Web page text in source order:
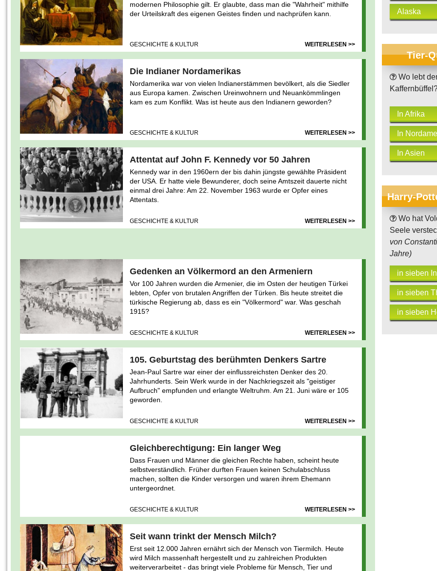
modernen Philosophie gilt. Er glaubte, dass man die "Wahrheit" mithilfe
der Urteilskraft des eigenen Geistes finden und nachprüfen kann.
GESCHICHTE & KULTUR WEITERLESEN >>
Die Indianer Nordamerikas
Nordamerika war von vielen Indianerstämmen bevölkert, als die Siedler
aus Europa kamen. Zwischen Ureinwohnern und Neuankömmlingen
kam es zum Konflikt. Was ist heute aus den Indianern geworden?
GESCHICHTE & KULTUR WEITERLESEN >>
Attentat auf John F. Kennedy vor 50 Jahren
Kennedy war in den 1960ern der bis dahin jüngste gewählte Präsident
der USA. Er hatte viele Bewunderer, doch seine Amtszeit dauerte nicht
einmal drei Jahre: Am 22. November 1963 wurde er Opfer eines
Attentats.
GESCHICHTE & KULTUR WEITERLESEN >>
Gedenken an Völkermord an den Armeniern
Vor 100 Jahren wurden die Armenier, die im Osten der heutigen Türkei
lebten, Opfer von brutalen Angriffen der Türken. Bis heute streitet die
türkische Regierung ab, dass es ein "Völkermord" war. Was geschah
1915?
GESCHICHTE & KULTUR WEITERLESEN >>
105. Geburtstag des berühmten Denkers Sartre
Jean-Paul Sartre war einer der einflussreichsten Denker des 20.
Jahrhunderts. Sein Werk wurde in der Nachkriegszeit als "geistiger
Aufbruch" empfunden und erlangte Weltruhm. Am 21. Juni wäre er 105
geworden.
GESCHICHTE & KULTUR WEITERLESEN >>
Gleichberechtigung: Ein langer Weg
Dass Frauen und Männer die gleichen Rechte haben, scheint heute
selbstverständlich. Früher durften Frauen keinen Schulabschluss
machen, sollten die Kinder versorgen und waren ihrem Ehemann
untergeordnet.
GESCHICHTE & KULTUR WEITERLESEN >>
Seit wann trinkt der Mensch Milch?
Erst seit 12.000 Jahren ernährt sich der Mensch von Tiermilch. Heute
wird Milch massenhaft hergestellt und zu zahlreichen Produkten
weiterverarbeitet - das bringt viele Probleme für Mensch, Tier und
Alaska
Tier-
Wo lebt
In Afrika
In
In Asien
Harry-
Wo hat
Seele
von
Jahre)
in sieben
in sieben
in sieben